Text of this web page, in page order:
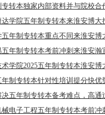
转本独家内部资料并与院校合
学院五年制专转本来淮安博大
年制专转本重点不同来淮安博
五年制专转本考前冲刺来淮安瀚
学院2025五年制专转本淮安博
制专转本针对性培训提分快优
五年制专转本备考难点，高通
电子工程五年制专转本考前冲